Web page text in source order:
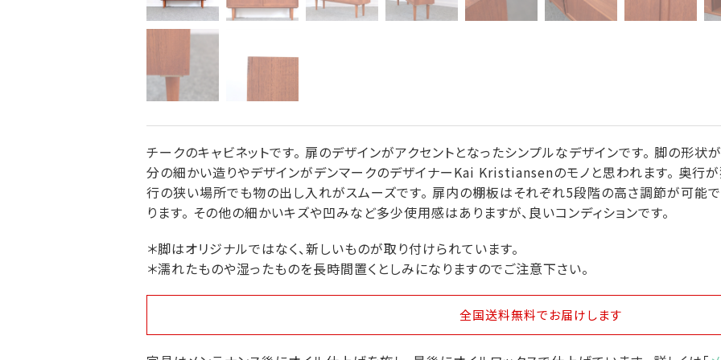
チークのキャビネットです。 扉のデザインがアクセントとなったシンプルなデザインです。 脚の形状
分の細かい造りやデザインがデンマークのデザイナーKai Kristiansenのモノと思われます。 奥行
行の狭い場所でも物の出し入れがスムーズです。 扉内の棚板はそれぞれ5段階の高さ調節が可能
ります。 その他の細かいキズや凹みなど多少使用感はありますが、良いコンディションです。
＊脚はオリジナルではなく、新しいものが取り付けられています。
＊濡れたものや湿ったものを長時間置くとしみになりますのでご注意下さい。
全国送料無料でお届けします